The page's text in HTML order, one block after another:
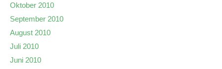
Oktober 2010
September 2010
August 2010
Juli 2010
Juni 2010